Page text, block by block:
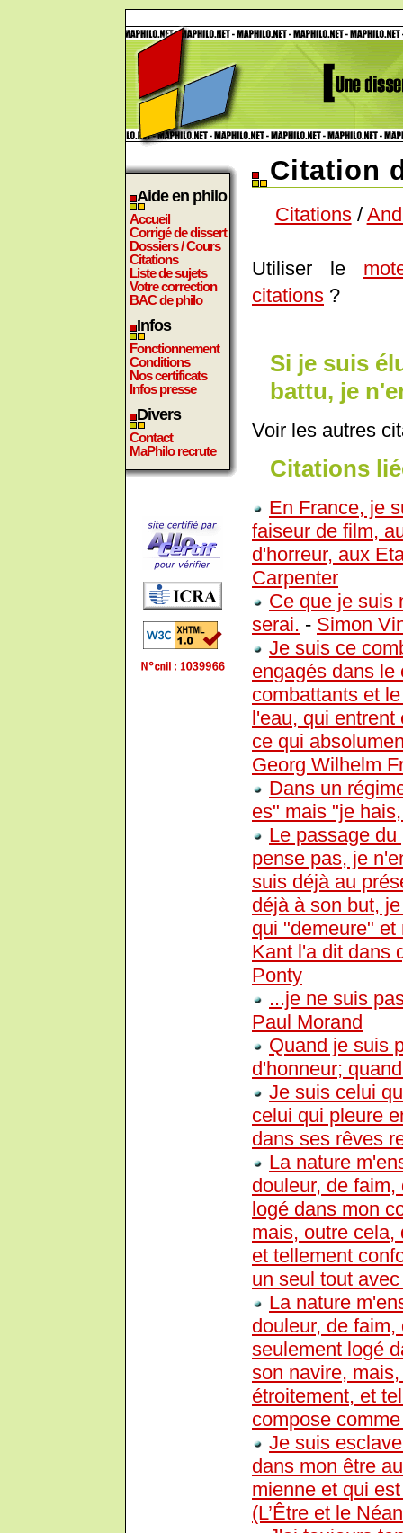
Aide en philo
Accueil
Corrigé de dissert
Dossiers / Cours
Citations
Liste de sujets
Votre correction
BAC de philo
Infos
Fonctionnement
Conditions
Nos certificats
Infos presse
Divers
Contact
MaPhilo recrute
Citation
Citations/
Utiliser le
citations ?
Si je suis
battu, je
Voir les autres
Citations
En France, je
faiseur de film,
d'horreur, aux
Carpenter
Ce que je suis
serai. - Simon
Je suis ce
engagés dans
combattants et
l'eau, qui
ce qui
Georg Wilhelm
Dans un
es" mais "je
Le passage
pense pas, je
suis déjà au
déjà à son but,
qui "demeure"
Kant l'a dit dans
Ponty
...je ne suis
Paul Morand
Quand je suis
d'honneur;
Je suis celui
celui qui pleure
dans ses rêves
La nature
douleur, de
logé dans mon
mais, outre cela,
et tellement
un seul tout
La nature
douleur, de
seulement logé
son navire,
étroitement, et
compose
Je suis
dans mon être
mienne et qui
(L’Être et le